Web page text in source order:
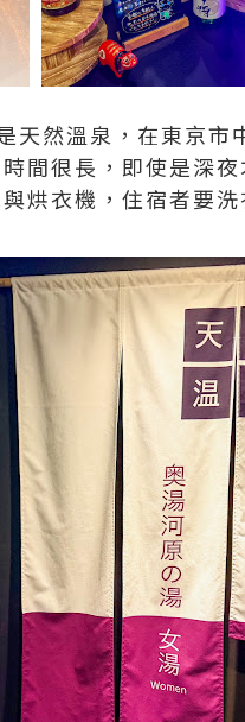
然溫泉，在東京市
間很長，即使是深夜
烘衣機，住宿者要洗